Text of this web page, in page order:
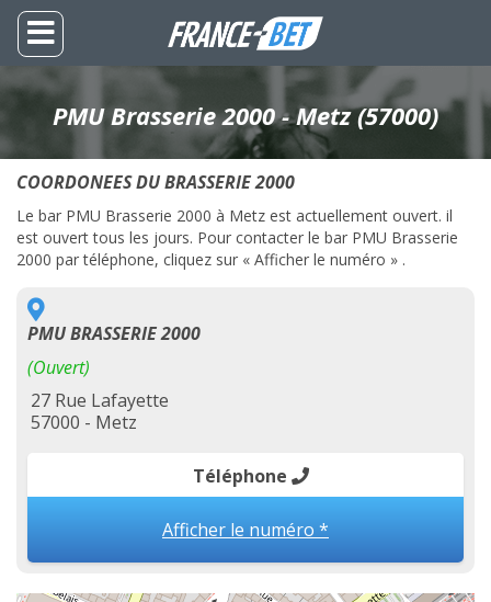
PMU Brasserie 2000 - Metz (57000)
COORDONEES DU BRASSERIE 2000
Le bar PMU Brasserie 2000 à Metz est actuellement ouvert. il
est ouvert tous les jours. Pour contacter le bar PMU Brasserie
2000 par téléphone, cliquez sur « Afficher le numéro » .
PMU BRASSERIE 2000
(Ouvert)
27 Rue Lafayette
57000 - Metz
Téléphone
Afficher le numéro *